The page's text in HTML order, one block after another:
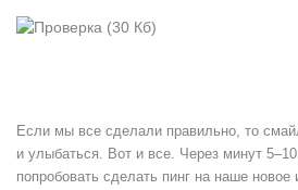
Если мы все сделали правильно, то
и улыбаться. Вот и все. Через минут 5–10
попробовать сделать пинг на наше